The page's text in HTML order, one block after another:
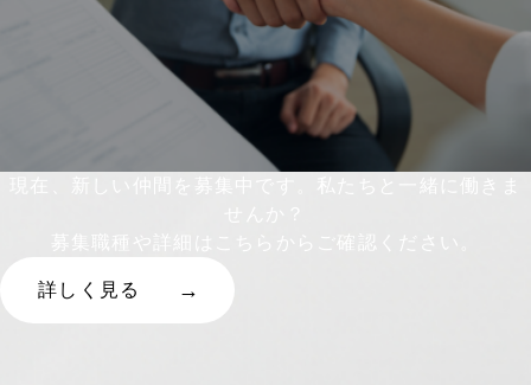
現在、新しい仲間を募集中です。私たちと一緒に働きま
募集職種や詳細はこちらからご確認ください。
詳しく見る